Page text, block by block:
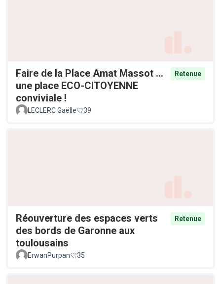
Faire de la Place Amat Massot ...
une place ECO-CITOYENNE
conviviale !
Retenue
LECLERC Gaëlle 39
Réouverture des espaces verts
des bords de Garonne aux
toulousains
Retenue
ErwanPurpan 35